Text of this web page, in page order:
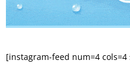
[instagram-feed num=4